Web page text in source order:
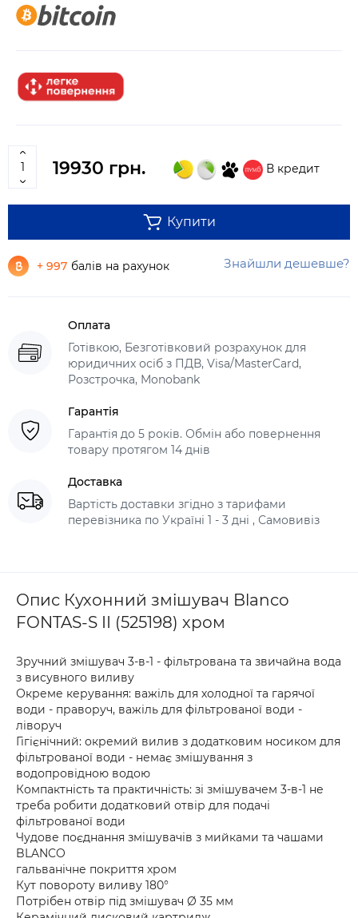
19930 грн. В кредит
Купити
+ 997 балів на рахунок Знайшли дешевше?
Оплата
Готівкою, Безготівковий розрахунок для
юридичних осіб з ПДВ, Visa/MasterCard,
Розстрочка, Monobank
Гарантія
Гарантія до 5 років. Обмін або повернення
товару протягом 14 днів
Доставка
Вартість доставки згідно з тарифами
перевізника по Україні 1 - 3 дні , Самовивіз
Опис Кухонний змішувач Blanco
FONTAS-S II (525198) хром
Зручний змішувач 3-в-1 - фільтрована та звичайна вода
з висувного виливу
Окреме керування: важіль для холодної та гарячої
води - праворуч, важіль для фільтрованої води -
ліворуч
Гігієнічний: окремий вилив з додатковим носиком для
фільтрованої води - немає змішування з
водопровідною водою
Компактність та практичність: зі змішувачем 3-в-1 не
треба робити додатковий отвір для подачі
фільтрованої води
Чудове поєднання змішувачів з мийками та чашами
BLANCO
гальванічне покриття xром
Кут повороту виливу 180°
Потрібен отвір під змішувач Ø 35 мм